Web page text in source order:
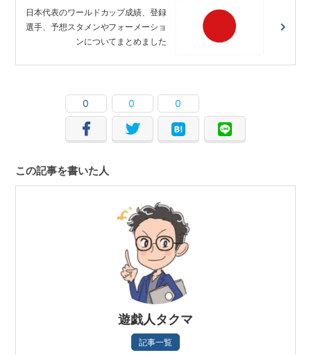
日本代表のワールドカップ成績、登録
選手、予想スタメンやフォーメーショ
ンについてまとめました
0 0 0
この記事を書いた人
遊戯人タクマ
記事一覧